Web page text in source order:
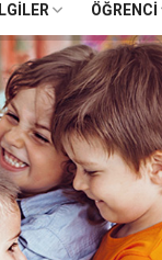
Stratejik
Eğiticinin
Bilgi
Politikalar
ÖĞRENCI